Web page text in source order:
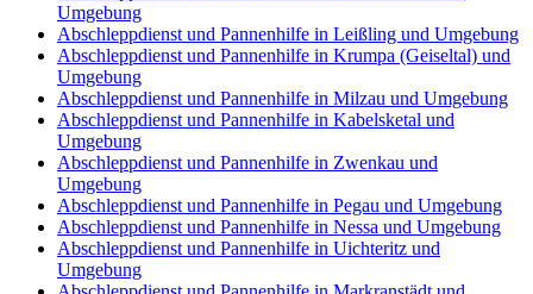
Umgebung
Abschleppdienst und Pannenhilfe in Leißling und Umgebung
Abschleppdienst und Pannenhilfe in Krumpa (Geiseltal) und
Umgebung
Abschleppdienst und Pannenhilfe in Milzau und Umgebung
Abschleppdienst und Pannenhilfe in Kabelsketal und
Umgebung
Abschleppdienst und Pannenhilfe in Zwenkau und
Umgebung
Abschleppdienst und Pannenhilfe in Pegau und Umgebung
Abschleppdienst und Pannenhilfe in Nessa und Umgebung
Abschleppdienst und Pannenhilfe in Uichteritz und
Umgebung